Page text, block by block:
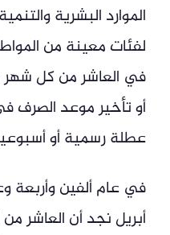
الموارد البشرية
لفئات معينة من
في العاشر من كل شهر
أو تأخير موعد الصرف
عطلة رسمية أو
في عام ألفين وأربعة
أبريل نجد أن العاشر